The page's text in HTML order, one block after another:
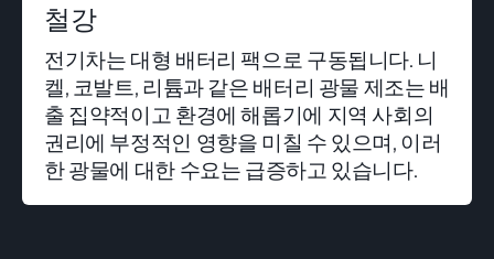
철강
전기차는 대형 배터리 팩으로 구동됩니다. 니
켈, 코발트, 리튬과 같은 배터리 광물 제조는 배
출 집약적이고 환경에 해롭기에 지역 사회의
권리에 부정적인 영향을 미칠 수 있으며, 이러
한 광물에 대한 수요는 급증하고 있습니다.